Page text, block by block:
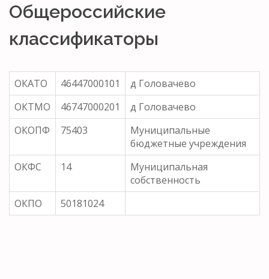
Общероссийские
классификаторы
ОКАТО 46447000101
д Головачево
ОКТМО
46747000201
д Головачево
ОКОПФ
75403
Муниципальные
бюджетные учреждения
ОКФС
14
Муниципальная
собственность
ОКПО
50181024